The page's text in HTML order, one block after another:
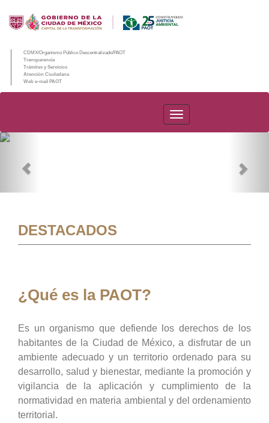
CDMX/Organismo Público Descentralizado/PAOT
Transparencia
Trámites y Servicios
Atención Ciudadana
Web e-mail PAOT
PAOT
DESTACADOS
¿Qué es la PAOT?
Es un organismo que defiende los derechos de los
habitantes de la Ciudad de México, a disfrutar de un
ambiente adecuado y un territorio ordenado para su
desarrollo, salud y bienestar, mediante la promoción y
vigilancia de la aplicación y cumplimiento de la
normatividad en materia ambiental y del ordenamiento
territorial.